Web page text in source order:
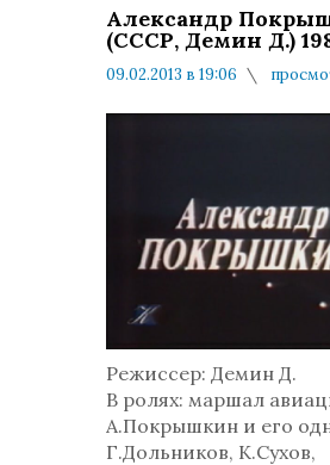
Александр
(СССР, Демин Д.)
09.02.2013 в 19:06
Режиссер: Демин Д.
В ролях: маршал
А.Покрышкин и его
Г.Дольников, К.Сухов,